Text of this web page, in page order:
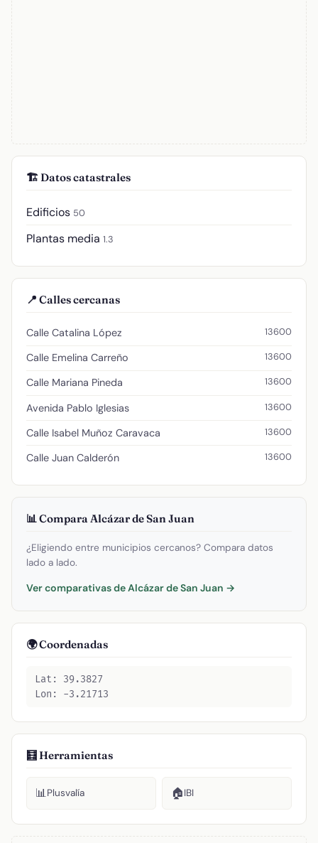
🏗️ Datos catastrales
Edificios 50
Plantas media 1.3
📍 Calles cercanas
Calle Catalina López 13600
Calle Emelina Carreño 13600
Calle Mariana Pineda 13600
Avenida Pablo Iglesias 13600
Calle Isabel Muñoz Caravaca 13600
Calle Juan Calderón 13600
📊 Compara Alcázar de San Juan
¿Eligiendo entre municipios cercanos? Compara datos
lado a lado.
Ver comparativas de Alcázar de San Juan →
🌍 Coordenadas
Lat: 39.3827
Lon: -3.21713
🧮 Herramientas
📊Plusvalía 🏠IBI